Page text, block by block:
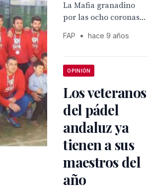
La Mafia granadino
por las ocho coronas...
FAP • hace 9 años
OPINIÓN
Los veteranos
del pádel
andaluz ya
tienen a sus
maestros del
año